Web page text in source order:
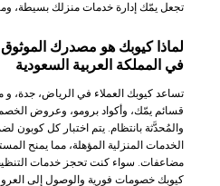
تجعل يمّك إدارة خدمات منزلك بسيطة،
لماذا كيوبك هو مصدرك
في المملكة العربية السعودية
تساعد كيوبك العملاء في الرياض، جدة، و
والمُحدَّثة بانتظام. يتم اختبار كل كوبون
الخدمات المنزلية المؤهلة، مما يمنح
مضاعفات. سواء كنت تحجز خدمات
كيوبك خصومات فورية والوصول إلى